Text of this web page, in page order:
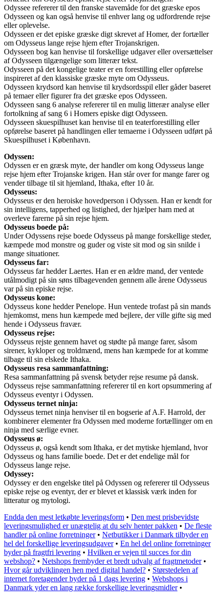
Odyssee refererer til den franske stavemåde for det græske epos
Odysseen og kan også henvise til enhver lang og udfordrende rejse
eller oplevelse.
Odysseen er det episke græske digt skrevet af Homer, der fortæller
om Odysseus lange rejse hjem efter Trojanskrigen.
Odysseen bog kan henvise til forskellige udgaver eller oversættelser
af Odysseen tilgængelige som litterær tekst.
Odysseen på det kongelige teater er en forestilling eller opførelse
inspireret af den klassiske græske myte om Odysseus.
Odysseen krydsord kan henvise til krydsordsspil eller gåder baseret
på temaer eller figurer fra det græske epos Odysseen.
Odysseen sang 6 analyse refererer til en mulig litterær analyse eller
fortolkning af sang 6 i Homers episke digt Odysseen.
Odysseen skuespilhuset kan henvise til en teaterforestilling eller
opførelse baseret på handlingen eller temaerne i Odysseen udført på
Skuespilhuset i København.
Odyssen:
Odyssen er en græsk myte, der handler om kong Odysseus lange
rejse hjem efter Trojanske krigen. Han står over for mange farer og
vender tilbage til sit hjemland, Ithaka, efter 10 år.
Odysseus:
Odysseus er den heroiske hovedperson i Odyssen. Han er kendt for
sin intelligens, tapperhed og listighed, der hjælper ham med at
overleve farerne på sin rejse hjem.
Odysseus boede på:
Under Odyssens rejse boede Odysseus på mange forskellige steder,
kæmpede mod monstre og guder og viste sit mod og sin snilde i
mange situationer.
Odysseus far:
Odysseus far hedder Laertes. Han er en ældre mand, der ventede
utålmodigt på sin søns tilbagevenden gennem alle årene Odysseus
var på sin episke rejse.
Odysseus kone:
Odysseus kone hedder Penelope. Hun ventede trofast på sin mands
hjemkomst, mens hun kæmpede med bejlere, der ville gifte sig med
hende i Odysseus fravær.
Odysseus rejse:
Odysseus rejste gennem havet og stødte på mange farer, såsom
sirener, kykloper og troldmænd, mens han kæmpede for at komme
tilbage til sin elskede Ithaka.
Odysseus resa sammanfattning:
Resa sammanfattning på svensk betyder rejse resume på dansk.
Odysseus rejse sammanfattning refererer til en kort opsummering af
Odysseus eventyr i Odyssen.
Odysseus ternet ninja:
Odysseus ternet ninja henviser til en bogserie af A.F. Harrold, der
kombinerer elementer fra Odyssen med moderne fortællinger om en
ninja med særlige evner.
Odysseus ø:
Odysseus ø, også kendt som Ithaka, er det mytiske hjemland, hvor
Odysseus og hans familie boede. Det er det endelige mål for
Odysseus lange rejse.
Odyssey:
Odyssey er den engelske titel på Odyssen og refererer til Odysseus
episke rejse og eventyr, der er blevet et klassisk værk inden for
litteratur og mytologi.
Endda den mest letkøbte leveringsform • Den mest prisbevidste
leveringsmulighed er unægtelig at du selv henter pakken • De fleste
handler på online forretninger• Netbutikker i Danmark tilbyder en
hel del forskellige leveringsudgaver• En hel del online forretninger
byder på fragtfri levering • Hvilken er vejen til succes for din
webshop? • Netshops frembyder et bredt udvalg af fragtmetoder•
Hvor går udviklingen hen med digital handel? • Størstedelen af
internet foretagender byder på 1 dags levering • Webshops i
Danmark yder en lang række forskellige leveringsmidler•